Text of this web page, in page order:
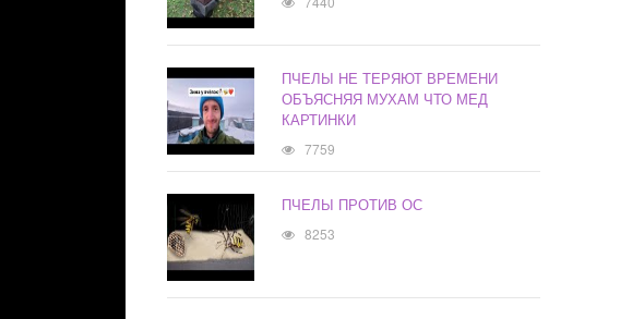
ПЧЕЛЫ НЕ ТЕРЯЮТ ВРЕМЕНИ
ОБЪЯСНЯЯ МУХАМ ЧТО МЕД
КАРТИНКИ
7759
ПЧЕЛЫ ПРОТИВ ОС
8253